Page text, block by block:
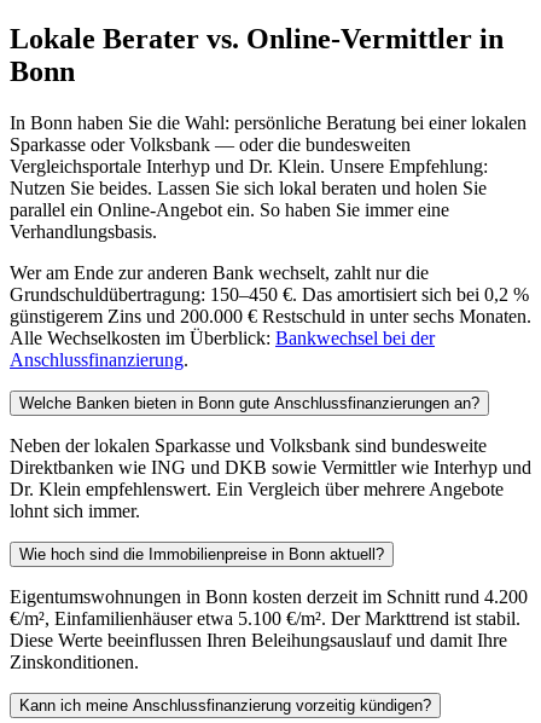
Lokale Berater vs. Online-Vermittler in
Bonn
In Bonn haben Sie die Wahl: persönliche Beratung bei einer lokalen
Sparkasse oder Volksbank — oder die bundesweiten
Vergleichsportale Interhyp und Dr. Klein. Unsere Empfehlung:
Nutzen Sie beides. Lassen Sie sich lokal beraten und holen Sie
parallel ein Online-Angebot ein. So haben Sie immer eine
Verhandlungsbasis.
Wer am Ende zur anderen Bank wechselt, zahlt nur die
Grundschuldübertragung: 150–450 €. Das amortisiert sich bei 0,2 %
günstigerem Zins und 200.000 € Restschuld in unter sechs Monaten.
Alle Wechselkosten im Überblick: Bankwechsel bei der
Anschlussfinanzierung.
Welche Banken bieten in Bonn gute Anschlussfinanzierungen an?
Neben der lokalen Sparkasse und Volksbank sind bundesweite
Direktbanken wie ING und DKB sowie Vermittler wie Interhyp und
Dr. Klein empfehlenswert. Ein Vergleich über mehrere Angebote
lohnt sich immer.
Wie hoch sind die Immobilienpreise in Bonn aktuell?
Eigentumswohnungen in Bonn kosten derzeit im Schnitt rund 4.200
€/m², Einfamilienhäuser etwa 5.100 €/m². Der Markttrend ist stabil.
Diese Werte beeinflussen Ihren Beleihungsauslauf und damit Ihre
Zinskonditionen.
Kann ich meine Anschlussfinanzierung vorzeitig kündigen?